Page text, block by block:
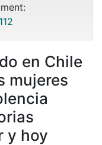
en Chile
mujeres
y hoy